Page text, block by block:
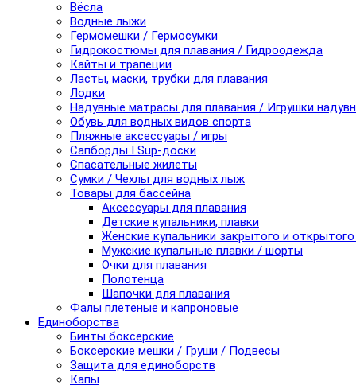
Вёсла
Водные лыжи
Гермомешки / Гермосумки
Гидрокостюмы для плавания / Гидроодежда
Кайты и трапеции
Ласты, маски, трубки для плавания
Лодки
Надувные матрасы для плавания / Игрушки
Обувь для водных видов спорта
Пляжные аксессуары / игры
Сапборды I Sup-доски
Спасательные жилеты
Сумки / Чехлы для водных лыж
Товары для бассейна
Аксессуары для плавания
Детские купальники, плавки
Женские купальники закрытого и
Мужские купальные плавки / шорты
Очки для плавания
Полотенца
Шапочки для плавания
Фалы плетеные и капроновые
Единоборства
Бинты боксерские
Боксерские мешки / Груши / Подвесы
Защита для единоборств
Капы